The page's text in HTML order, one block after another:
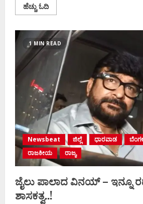
ಹೆಚ್ಚು ಓದಿRead
more
ರಾಷ್ಟ್ರಪತಿ
ಆಳ್ವಿಕೆ
??
ಸುರೇಶ್‌ಗೌಡ
ಬಾಂಬ್
1 MIN READ
Newsbeat ಜಿಲ್ಲೆ ಧಾರವಾಡ
ರಾಜಕೀಯ
ರಾಜ್ಯ
ಜೈಲು ಪಾಲಾದ ವಿನಯ್‌ – ಇನ್ನೂ
ಶಾಸಕತ್ವ..!